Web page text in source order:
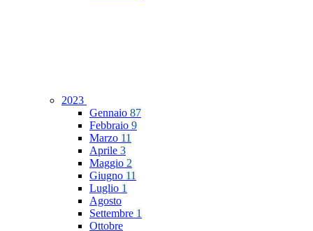
2023
Gennaio 87
Febbraio 9
Marzo 11
Aprile 3
Maggio 2
Giugno 11
Luglio 1
Agosto
Settembre 1
Ottobre